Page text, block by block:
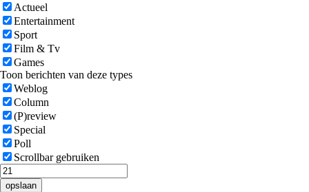
Actueel
Entertainment
Sport
Film & Tv
Games
Toon berichten van deze types
Weblog
Column
(P)review
Special
Poll
Scrollbar gebruiken
opslaan